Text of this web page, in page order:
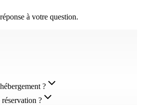
à votre question.
?
?